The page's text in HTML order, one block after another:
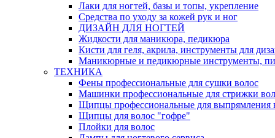
Лаки для ногтей, базы и топы, укрепление
Средства по уходу за кожей рук и ног
ДИЗАЙН ДЛЯ НОГТЕЙ
Жидкости для маникюра, педикюра
Кисти для геля, акрила, инструменты для
Маникюрные и педикюрные инструменты,
ТЕХНИКА
Фены профессиональные для сушки волос
Машинки профессиональные для стрижки
Щипцы профессиональные для выпрямления
Щипцы для волос "гофре"
Плойки для волос